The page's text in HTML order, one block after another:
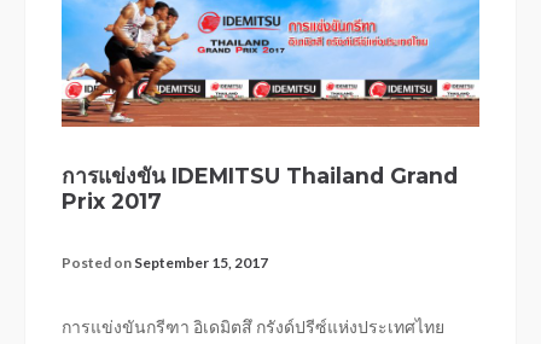
การแข่งขัน IDEMITSU Thailand Grand
Prix 2017
Posted on September 15, 2017
การแข่งขันกรีฑา อิเดมิตสึ กรังด์ปรีซ์แห่งประเทศไทย